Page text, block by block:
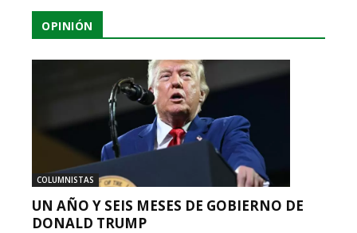
OPINIÓN
COLUMNISTAS
UN AÑO Y SEIS MESES DE GOBIERNO DE
DONALD TRUMP